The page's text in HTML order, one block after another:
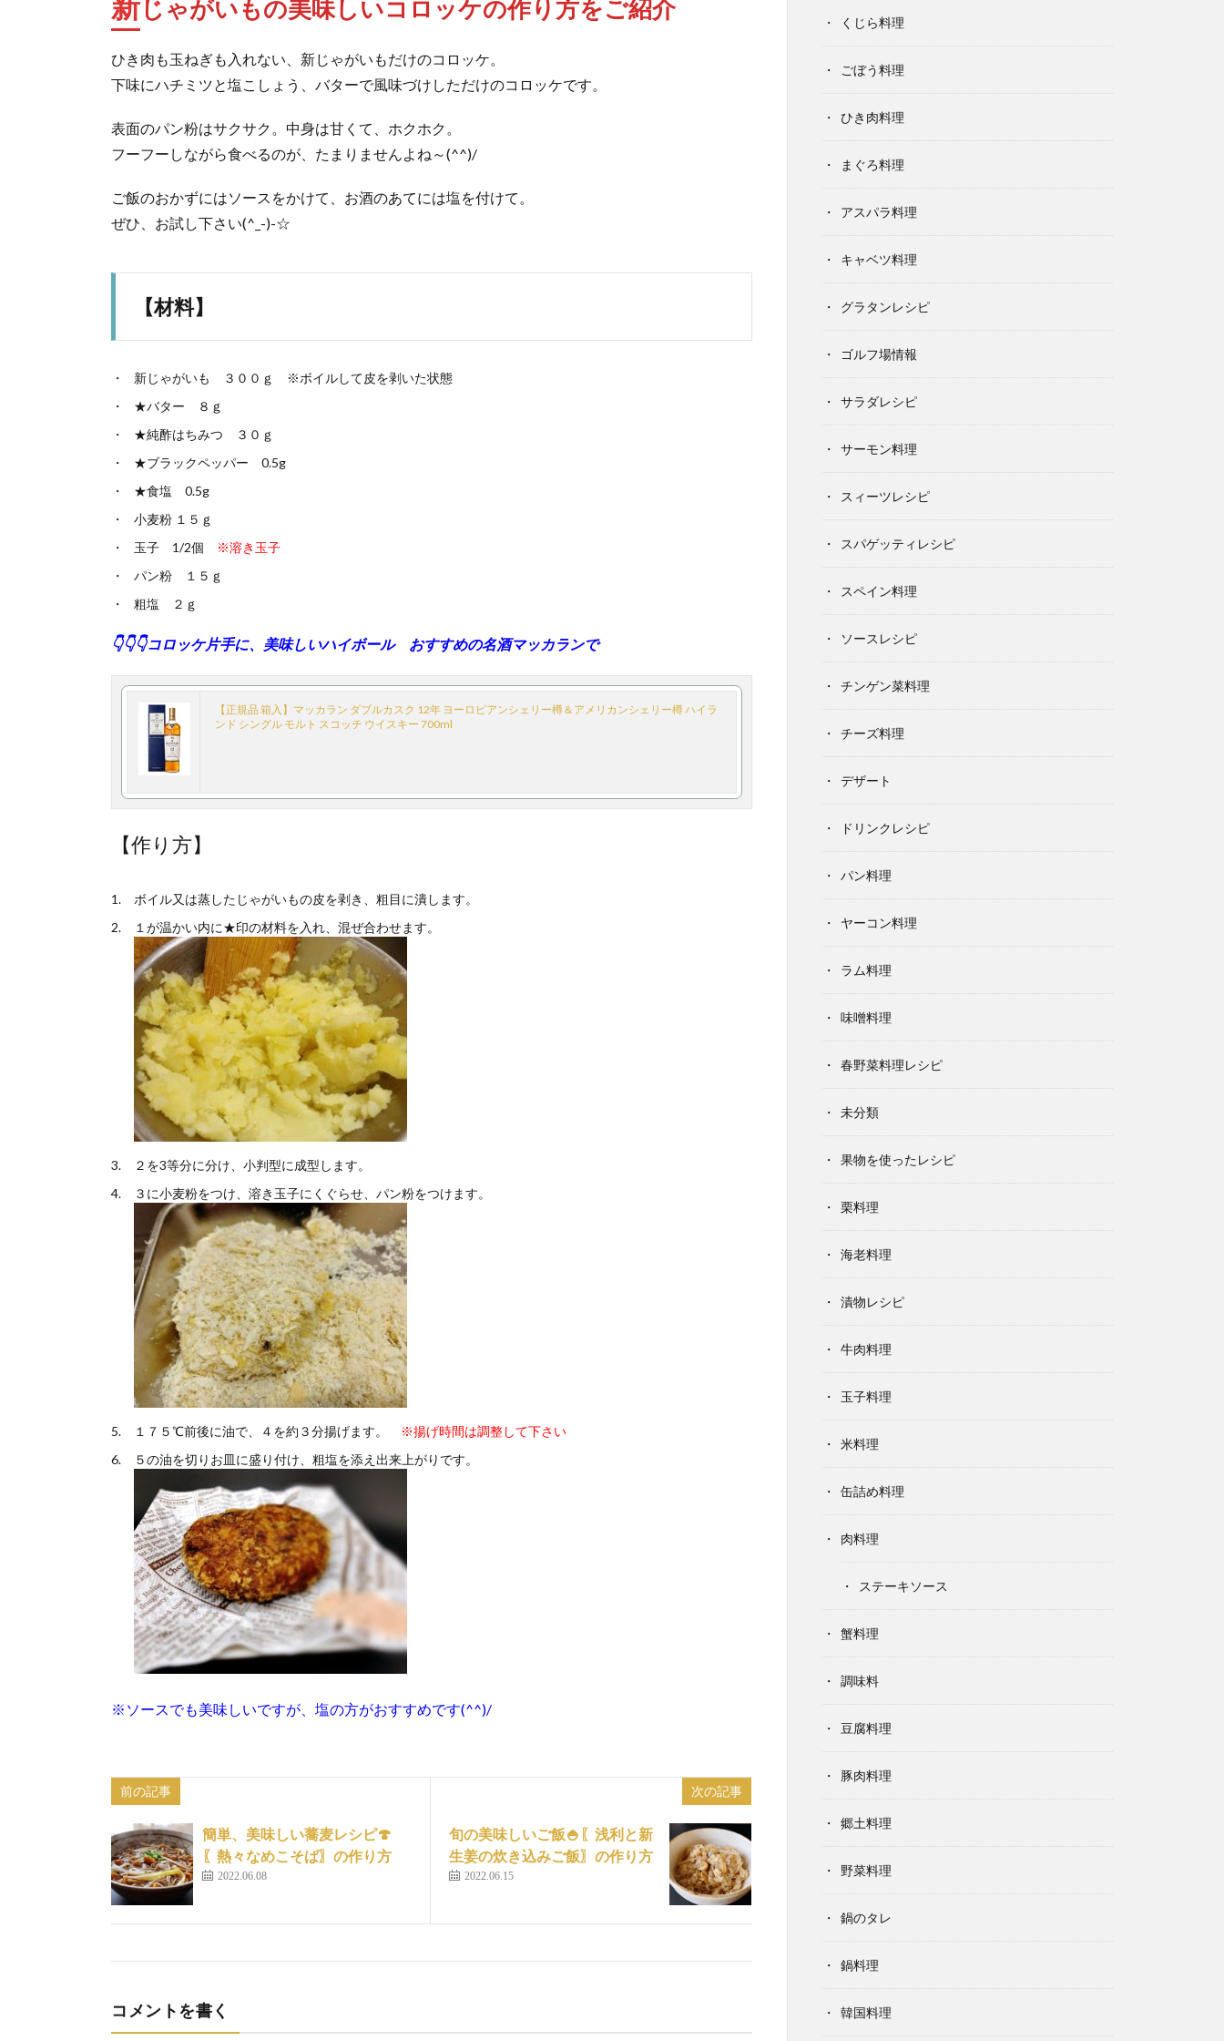
じゃがいもの美味しいコロッケの作り方をご紹介
ひき肉も玉ねぎも入れない、新じゃがいもだけのコロッケ。
下味にハチミツと塩こしょう、バターで風味づけしただけのコロッケです。
表面のパン粉はサクサク。中身は甘くて、ホクホク。
フーフーしながら食べるのが、たまりませんよね～(^^)/
ご飯のおかずにはソースをかけて、お酒のあてには塩を付けて。
ぜひ、お試し下さい(^_-)-☆
【材料】
新じゃがいも ３００ｇ ※ボイルして皮を剥いた状態
★バター ８ｇ
★純酢はちみつ ３０ｇ
★ブラックペッパー 0.5g
★食塩 0.5g
小麦粉 １５ｇ
玉子 1/2個
※溶き玉子
パン粉 １５ｇ
粗塩 ２ｇ
👇👇👇コロッケ片手に、美味しいハイボール おすすめの名酒マッカランで
【正規品 箱入】マッカラン ダブルカスク 12年 ヨーロピアンシェリー樽＆アメリカンシェリー樽 ハイラ
ンド シングル モルト スコッチ ウイスキー 700ml
【作り方】
ボイル又は蒸したじゃがいもの皮を剥き、粗目に潰します。
１が温かい内に★印の材料を入れ、混ぜ合わせます。
２を3等分に分け、小判型に成型します。
３に小麦粉をつけ、溶き玉子にくぐらせ、パン粉をつけます。
１７５℃前後に油で、４を約３分揚げます。
※揚げ時間は調整して下さい
５の油を切りお皿に盛り付け、粗塩を添え出来上がりです。
※ソースでも美味しいですが、塩の方がおすすめです(^^)/
前の記事
簡単、美味しい蕎麦レシピ🍄
〖熱々なめこそば〗の作り方
2022.06.08
次の記事
旬の美味しいご飯🍚〖浅利と新
生姜の炊き込みご飯〗の作り方
2022.06.15
コメントを書く
くじら料理
ごぼう料理
ひき肉料理
まぐろ料理
アスパラ料理
キャベツ料理
グラタンレシピ
ゴルフ場情報
サラダレシピ
サーモン料理
スィーツレシピ
スパゲッティレシピ
スペイン料理
ソースレシピ
チンゲン菜料理
チーズ料理
デザート
ドリンクレシピ
パン料理
ヤーコン料理
ラム料理
味噌料理
春野菜料理レシピ
未分類
果物を使ったレシピ
栗料理
海老料理
漬物レシピ
牛肉料理
玉子料理
米料理
缶詰め料理
肉料理
ステーキソース
蟹料理
調味料
豆腐料理
豚肉料理
郷土料理
野菜料理
鍋のタレ
鍋料理
韓国料理